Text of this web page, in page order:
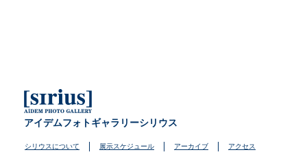
アイデムフォトギャラリーシリウス
シリウスについて 展示スケジュール アーカイブ アクセス